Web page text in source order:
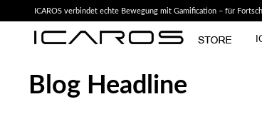
ICAROS verbindet echte Bewegung mit Gamification – für
Blog Headline